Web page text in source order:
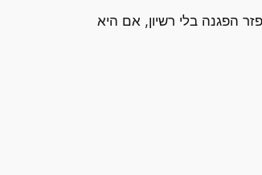
הפגנה בלי רשיון, אם היא